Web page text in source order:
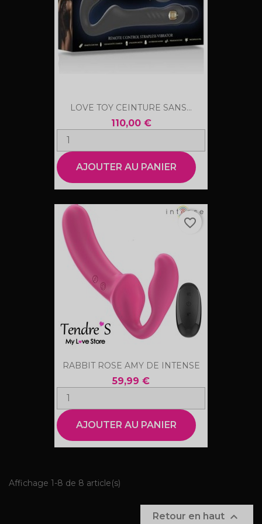
LOVE TOY CEINTURE SANS...
110,00 €
AJOUTER AU PANIER
RABBIT ROSE AMY DE INTENSE
59,99 €
AJOUTER AU PANIER
favorite_border
Affichage 1-8 de 8 article(s)
Retour en haut 